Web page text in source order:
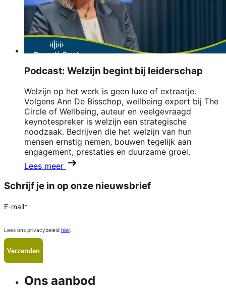
Podcast: Welzijn begint bij leiderschap
Welzijn op het werk is geen luxe of extraatje.
Volgens Ann De Bisschop, wellbeing expert bij The
Circle of Wellbeing, auteur en veelgevraagd
keynotespreker is welzijn een strategische
noodzaak. Bedrijven die het welzijn van hun
mensen ernstig nemen, bouwen tegelijk aan
engagement, prestaties en duurzame groei.
Lees meer
Schrijf je in op onze nieuwsbrief
E-mail*
Lees ons privacybeleid hier.
Ons aanbod